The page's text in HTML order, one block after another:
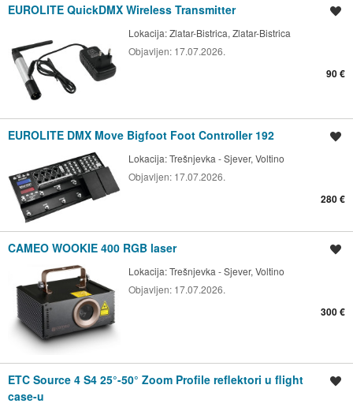
EUROLITE QuickDMX Wireless Transmitter
Lokacija:Zlatar-Bistrica, Zlatar-Bistrica
Objavljen: 17.07.2026.
90 €
EUROLITE DMX Move Bigfoot Foot Controller 192
Lokacija:Trešnjevka - Sjever, Voltino
Objavljen: 17.07.2026.
280 €
CAMEO WOOKIE 400 RGB laser
Lokacija:Trešnjevka - Sjever, Voltino
Objavljen: 17.07.2026.
300 €
ETC Source 4 S4 25°-50° Zoom Profile reflektori u flight
case-u